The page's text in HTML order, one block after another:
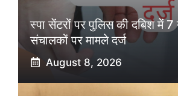
स्पा सेंटरों पर पुलिस की दबिश में 7
संचालकों पर मामले दर्ज
August 8, 2026